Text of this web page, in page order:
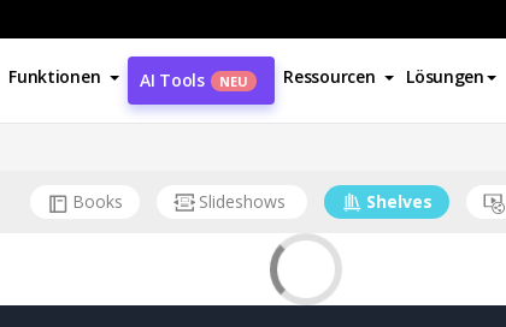
Funktionen AI Tools NEU Ressourcen Lösungen
Books Slideshows Shelves